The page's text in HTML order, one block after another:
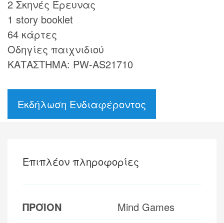
2 Σκηνές Έρευνας
1 story booklet
64 κάρτες
Οδηγίες παιχνιδιού
ΚΑΤΑΣΤΗΜΑ: PW-AS21710
Εκδήλωση Ενδιαφέροντος
Επιπλέον πληροφορίες
ΠΡΟΪΟΝ
Mind Games